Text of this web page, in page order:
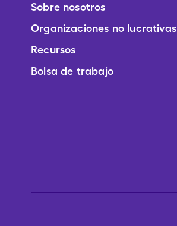
Sobre nosotros
Organizaciones no lucrativas
Recursos
Bolsa de trabajo